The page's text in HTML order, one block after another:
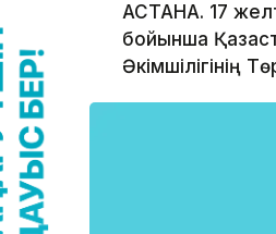
АСТАНА. 17
бойынша
Әкімшілігінің